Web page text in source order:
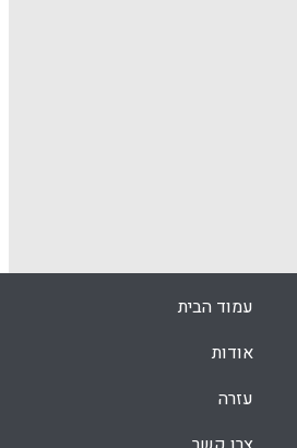
עמוד הבית
אודות
עזרה